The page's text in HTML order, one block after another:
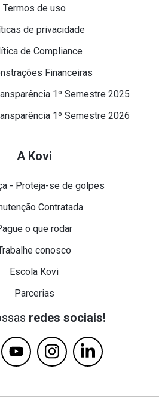
Termos de uso
de privacidade
de Compliance
Financeiras
1º Semestre 2025
1º Semestre 2026
A Kovi
- Proteja-se de golpes
Contratada
o que rodar
conosco
Escola Kovi
Parcerias
redes sociais!